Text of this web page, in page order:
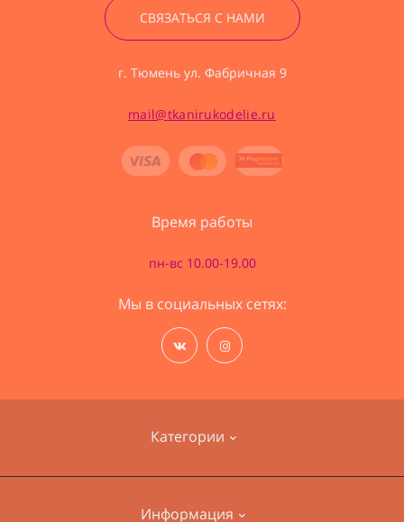
СВЯЗАТЬСЯ С НАМИ
г. Тюмень ул. Фабричная 9
mail@tkanirukodelie.ru
Категории
Наборы для вышивания
Информация
Время работы
пн-вс 10.00-19.00
Мы в социальных сетях: